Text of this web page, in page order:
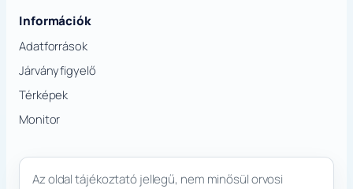
Információk
Adatforrások
Járványfigyelő
Térképek
Monitor
Az oldal tájékoztató jellegű, nem minősül orvosi